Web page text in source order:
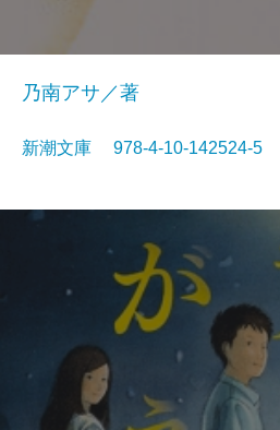
乃南アサ／著
新潮文庫 978-4-10-142524-